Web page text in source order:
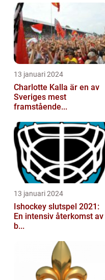
13 januari 2024
Charlotte Kalla är en av
Sveriges mest
framstående...
13 januari 2024
Ishockey slutspel 2021:
En intensiv återkomst av
b...